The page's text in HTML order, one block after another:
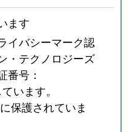
大国町
大国町
大国町
大国町
ます
イバシーマーク認
・テクノロジーズ
番号：
います。
保護されていま